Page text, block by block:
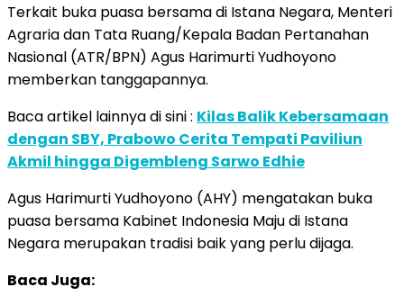
Terkait buka puasa bersama di Istana Negara, Menteri
Agraria dan Tata Ruang/Kepala Badan Pertanahan
Nasional (ATR/BPN) Agus Harimurti Yudhoyono
memberkan tanggapannya.
Baca artikel lainnya di sini : Kilas Balik Kebersamaan
dengan SBY, Prabowo Cerita Tempati Paviliun
Akmil hingga Digembleng Sarwo Edhie
Agus Harimurti Yudhoyono (AHY) mengatakan buka
puasa bersama Kabinet Indonesia Maju di Istana
Negara merupakan tradisi baik yang perlu dijaga.
Baca Juga: